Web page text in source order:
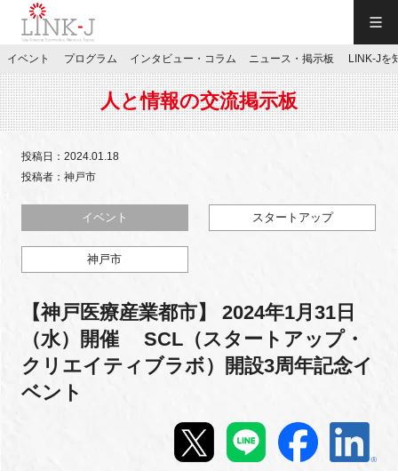
JP／EN
特別会員専用メニュー
お問い合わせ
マイページ
イベント プログラム インタビュー・コラム ニュース・掲示板 LINK-Jを
人と情報の交流掲示板
投稿日：2024.01.18
投稿者：神戸市
イベント スタートアップ
神戸市
【神戸医療産業都市】 2024年1月31日
（水）開催 SCL（スタートアップ・
クリエイティブラボ）開設3周年記念イ
ベント